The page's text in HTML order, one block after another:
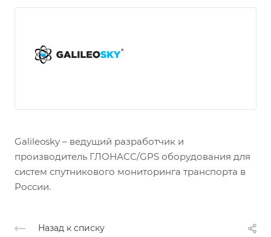
Galileosky – ведущий разработчик и
производитель ГЛОНАСС/GPS оборудования для
систем спутникового мониторинга транспорта в
России.
Назад к списку